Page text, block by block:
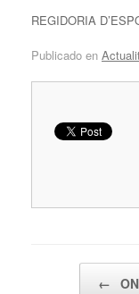
REGIDORIA
Publicado en
←